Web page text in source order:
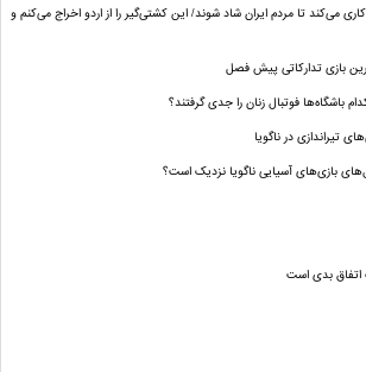
می‌کند تا مردم ایران شاد شوند/ این کشتی‌گیر را از اردو اخراج می‌کنم و
بازی تدارکاتی پیش فصل
باشگاه‌ها فوتبال زنان را جدی گرفتند؟
بازی‌های آسیایی ناگویا نزدیک است؟
اتفاق بدی است